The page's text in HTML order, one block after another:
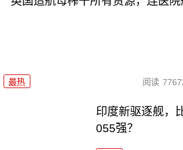
最热 阅读
印度新驱逐舰，
055强？